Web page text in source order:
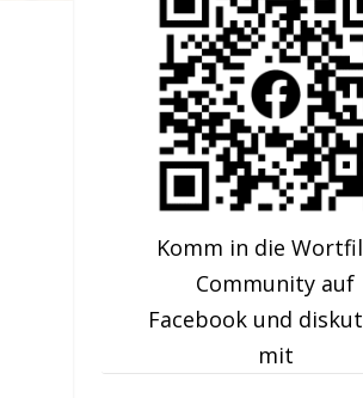
Komm in die
Community auf
Facebook und
mit